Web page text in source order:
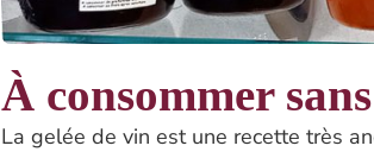
À consommer
La gelée de vin est une recette très